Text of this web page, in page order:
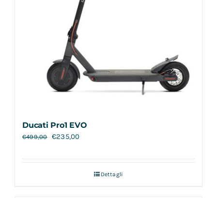
Ducati Pro1 EVO
€499,00 €235,00
Dettagli